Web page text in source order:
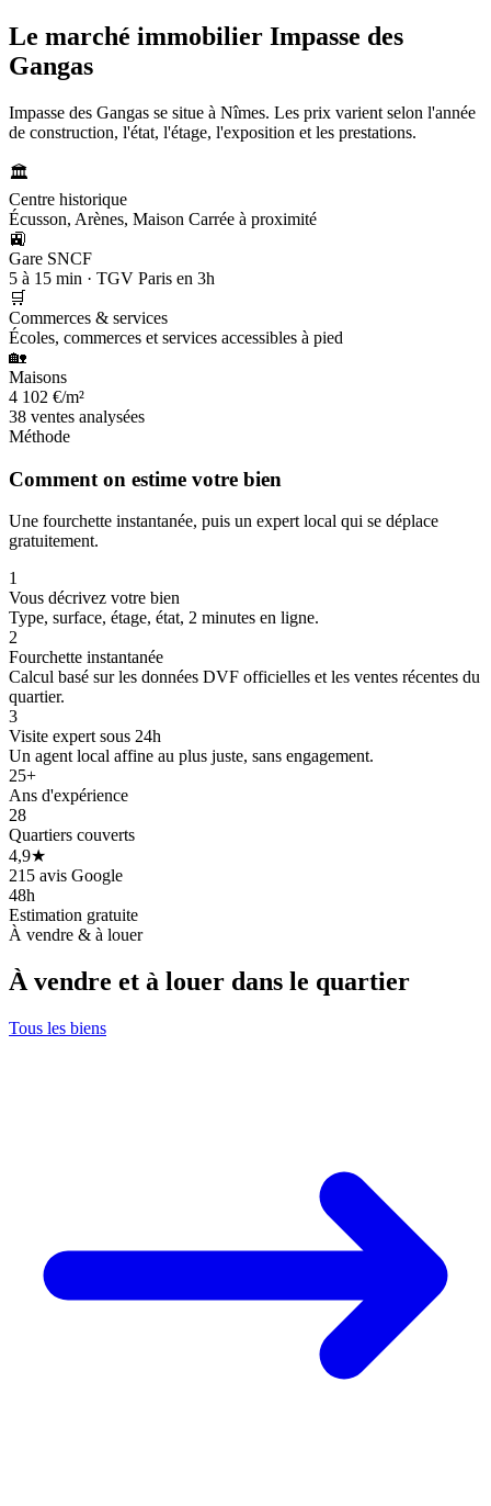
Le marché immobilier Impasse des
Gangas
Impasse des Gangas se situe à Nîmes. Les prix varient selon l'année
de construction, l'état, l'étage, l'exposition et les prestations.
🏛️
Centre historique
Écusson, Arènes, Maison Carrée à proximité
🚉
Gare SNCF
5 à 15 min · TGV Paris en 3h
🛒
Commerces & services
Écoles, commerces et services accessibles à pied
🏡
Maisons
4 102 €/m²
38 ventes analysées
Méthode
Comment on estime votre bien
Une fourchette instantanée, puis un expert local qui se déplace
gratuitement.
1
Vous décrivez votre bien
Type, surface, étage, état, 2 minutes en ligne.
2
Fourchette instantanée
Calcul basé sur les données DVF officielles et les ventes récentes du
quartier.
3
Visite expert sous 24h
Un agent local affine au plus juste, sans engagement.
25+
Ans d'expérience
28
Quartiers couverts
4,9★
215 avis Google
48h
Estimation gratuite
À vendre & à louer
À vendre et à louer dans le quartier
Tous les biens